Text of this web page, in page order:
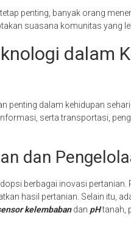
penting, banyak orang
suasana komunitas yang
dalam
penting dalam kehidupan
serta transportasi,
dan
berbagai inovasi pertanian.
hasil pertanian. Selain itu,
kelembabandan pHtanah,